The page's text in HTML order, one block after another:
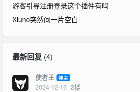
游客引导注册登录这个插件有吗
Xiuno突然间一片空白
最新回复(4)
使者王 楼主
2024-12-16 2楼